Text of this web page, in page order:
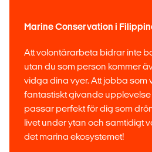
Marine Conservation i
Att volontärarbeta bidrar inte
utan du som person kommer
vidga dina vyer. Att jobba som
fantastiskt givande
passar perfekt för dig som
livet under ytan och samtidigt
det marina ekosystemet!